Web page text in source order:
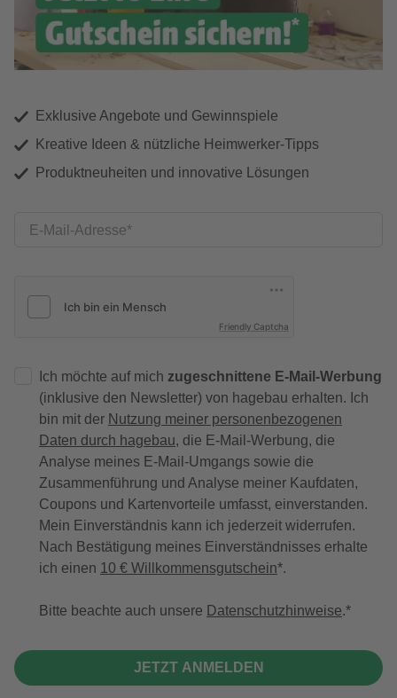
Exklusive Angebote und Gewinnspiele
Kreative Ideen & nützliche Heimwerker-Tipps
Produktneuheiten und innovative Lösungen
E-Mail-Adresse
Friendly Captcha
Ich möchte auf mich zugeschnittene E-Mail-Werbung
(inklusive den Newsletter) von hagebau erhalten. Ich
bin mit der Nutzung meiner personenbezogenen
Daten durch hagebau, die E-Mail-Werbung, die
Analyse meines E-Mail-Umgangs sowie die
Zusammenführung und Analyse meiner Kaufdaten,
Coupons und Kartenvorteile umfasst, einverstanden.
Mein Einverständnis kann ich jederzeit widerrufen.
Nach Bestätigung meines Einverständnisses erhalte
ich einen 10 € Willkommensgutschein*.
Bitte beachte auch unsere Datenschutzhinweise.
JETZT ANMELDEN